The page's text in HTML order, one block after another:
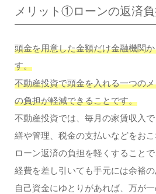
メリット①ローンの返済
頭金を用意した金額だけ金融機関
す。
不動産投資で頭金を入れる一つの
の負担が軽減できることです。
不動産投資では、毎月の家賃収入
繕や管理、税金の支払いなどをおこ
ローン返済の負担を軽くすること
経費を差し引いても手元には余裕の
自己資金にゆとりがあれば、万が